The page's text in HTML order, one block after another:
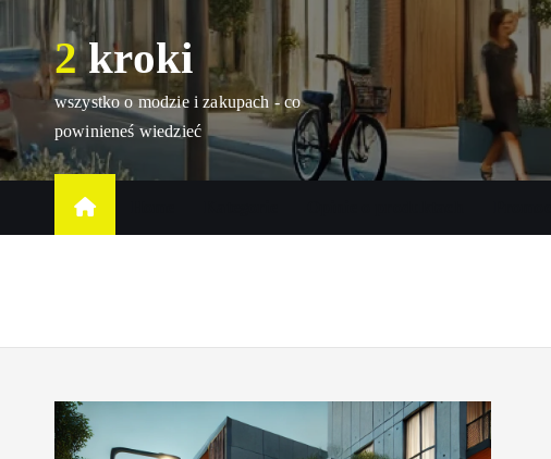
i
t
o
2 kroki
wszystko o modzie i zakupach - co
powinieneś wiedzieć